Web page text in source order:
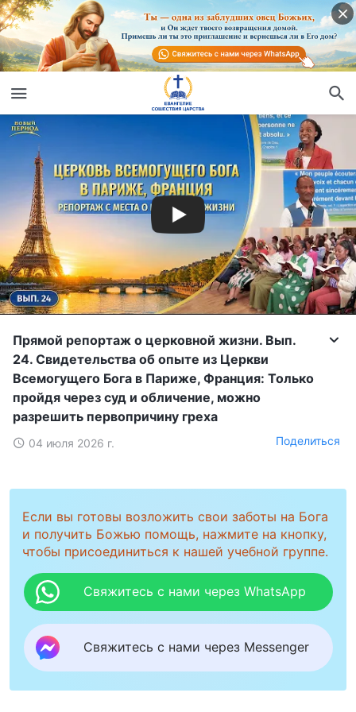
Прямой репортаж о церковной жизни. Вып.
24. Свидетельства об опыте из Церкви
Всемогущего Бога в Париже, Франция: Только
пройдя через суд и обличение, можно
разрешить первопричину греха
04 июля 2026 г. Поделиться
Если вы готовы возложить свои заботы на Бога
и получить Божью помощь, нажмите на кнопку,
чтобы присоединиться к нашей учебной группе.
Свяжитесь с нами через WhatsApp
Свяжитесь с нами через Messenger